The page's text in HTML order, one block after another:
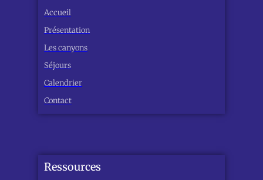
Accueil
Présentation
Les canyons
Séjours
Calendrier
Contact
Ressources